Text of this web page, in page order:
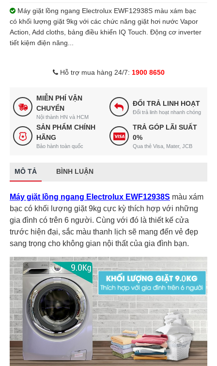
Máy giặt lồng ngang Electrolux EWF12938S màu xám bạc
có khối lượng giặt 9kg với các chức năng giặt hơi nước Vapor
Action, Add cloths, bảng điều khiển IQ Touch. Động cơ inverter
tiết kiệm điện năng...
Hỗ trợ mua hàng 24/7: 1900 8650
MIỄN PHÍ VẬN
CHUYỂN
Nội thành HN và HCM
ĐỔI TRẢ LINH HOẠT
Đổi trả linh hoạt nhanh chóng
SẢN PHẨM CHÍNH
HÃNG
Bảo hành toàn quốc
TRẢ GÓP LÃI SUẤT
0%
Qua thẻ Visa, Mater, JCB
MÔ TẢ BÌNH LUẬN
Máy giặt lồng ngang Electrolux EWF12938S màu xám
bạc có khối lượng giặt 9kg cực kỳ thích hợp với những
gia đình có trên 6 người. Cùng với đó là thiết kế cửa
trước hiện đại, sắc màu thanh lịch sẽ mang đến vẻ đẹp
sang trọng cho không gian nội thất của gia đình bạn.